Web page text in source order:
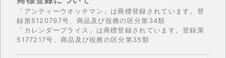
「アンティーウオッチマン」は商標登録されています。登
録第5120797号、商品及び役務の区分第34類
「カレンダープライス」は商標登録されています。登録第
5177217号、商品及び役務の区分第35類